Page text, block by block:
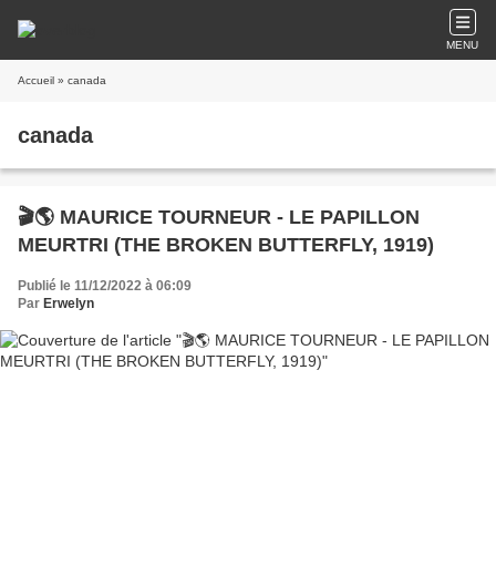
MENU
Accueil » canada
canada
🎬🌎 MAURICE TOURNEUR - LE PAPILLON
MEURTRI (THE BROKEN BUTTERFLY, 1919)
Publié le 11/12/2022 à 06:09
Par Erwelyn